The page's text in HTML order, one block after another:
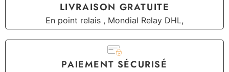
LIVRAISON GRATUITE
En point relais , Mondial Relay DHL,
PAIEMENT SÉCURISÉ